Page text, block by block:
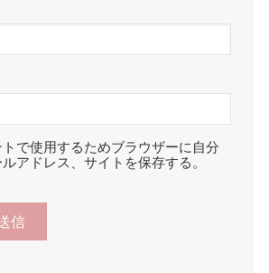
で使用するためブラウザーに自分
アドレス、サイトを保存する。